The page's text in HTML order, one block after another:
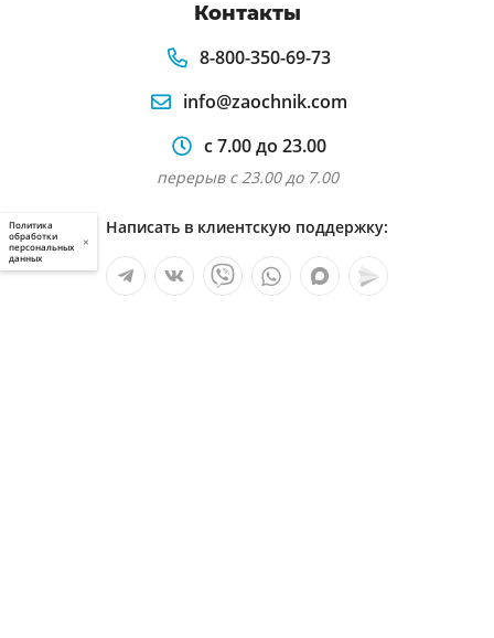
Контакты
8-800-350-69-73
info@zaochnik.com
с 7.00 до 23.00
перерыв с 23.00 до 7.00
Написать в клиентскую поддержку:
Политика
обработки
персональных
данных
×